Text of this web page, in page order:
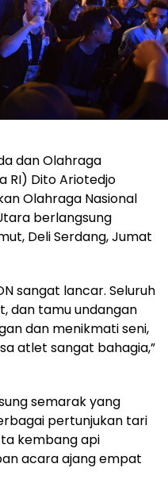
dan Olahraga
RI) Dito Ariotedjo
Olahraga Nasional
berlangsung
Deli Serdang, Jumat
sangat lancar. Seluruh
dan tamu undangan
dan menikmati seni,
atlet sangat bahagia,”
semarak yang
pertunjukan tari
kembang api
acara ajang empat